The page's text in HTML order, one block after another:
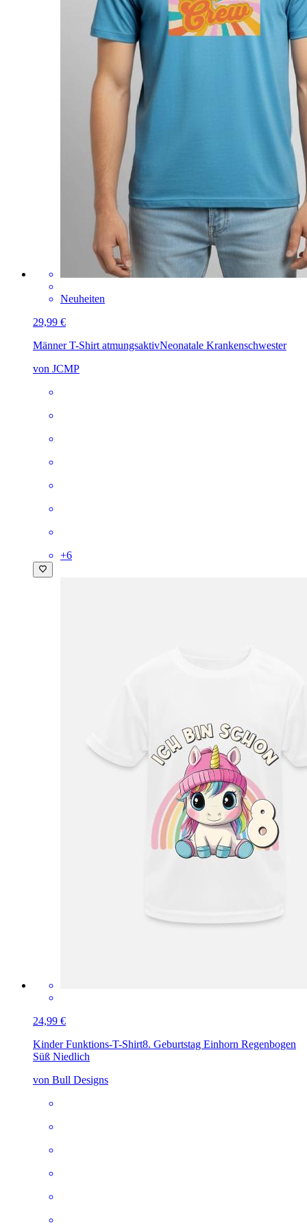
Neuheiten
29,99 €
Männer T-Shirt atmungsaktivNeonatale Krankenschwester
von JCMP
+6
24,99 €
Kinder Funktions-T-Shirt8. Geburtstag Einhorn Regenbogen
Süß Niedlich
von Bull Designs